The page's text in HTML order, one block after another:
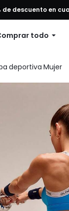
de descuento en
todo
deportiva Mujer